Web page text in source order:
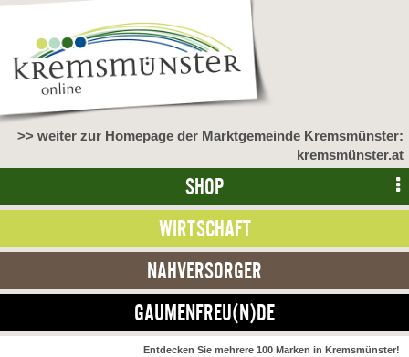
>> weiter zur Homepage der Marktgemeinde Kremsmünster:
kremsmünster.at
SHOP
WIRTSCHAFT
NAHVERSORGER
GAUMENFREU(N)DE
Entdecken Sie mehrere 100 Marken in Kremsmünster!
NAHVERSORGER